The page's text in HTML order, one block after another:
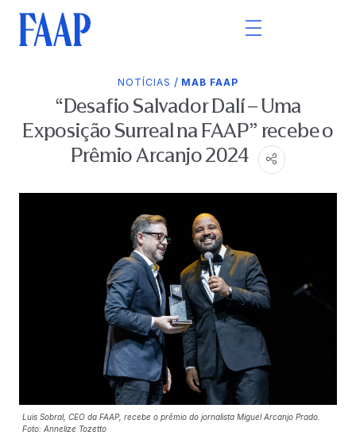
NOTÍCIAS / MAB FAAP
“Desafio Salvador Dalí – Uma
Exposição Surreal na FAAP” recebe o
Prêmio Arcanjo 2024
Luis Sobral, CEO da FAAP, recebe o prêmio do jornalista Miguel Arcanjo Prado.
Foto: Annelize Tozetto